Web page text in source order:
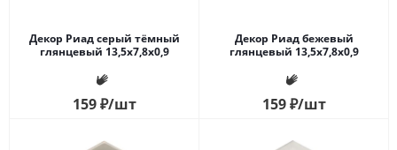
Декор Риад серый тёмный
глянцевый 13,5x7,8x0,9
159₽/шт
Декор Риад бежевый
глянцевый 13,5x7,8x0,9
159₽/шт